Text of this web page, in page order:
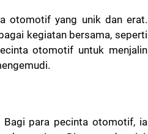
otomotif yang unik dan erat.
kegiatan bersama, seperti
otomotif untuk menjalin
Bagi para pecinta otomotif, ia